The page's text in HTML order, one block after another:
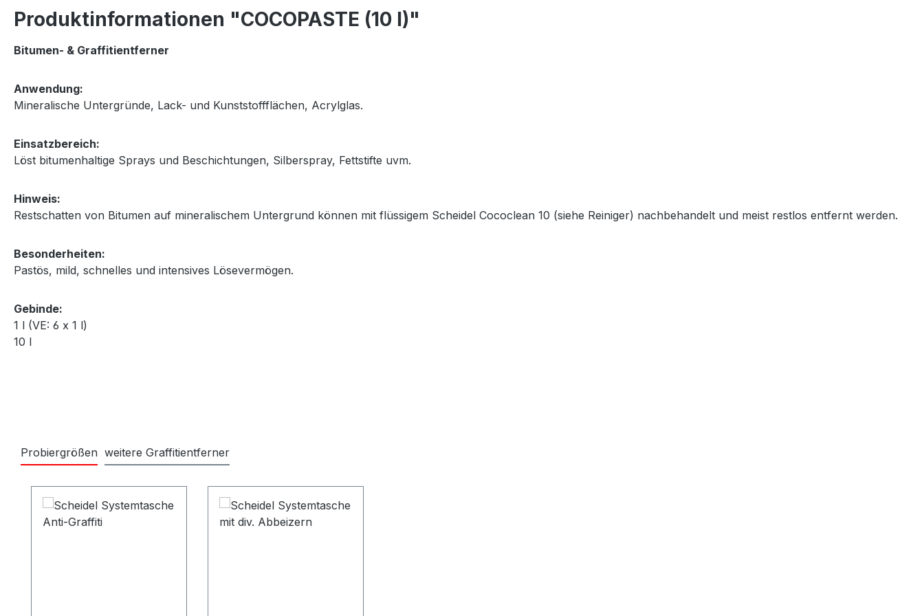
Produktinformationen "COCOPASTE (10 l)"
Bitumen- & Graffitientferner
Anwendung:
Mineralische Untergründe, Lack- und Kunststoffflächen, Acrylglas.
Einsatzbereich:
Löst bitumenhaltige Sprays und Beschichtungen, Silberspray, Fettstifte uvm.
Hinweis:
Restschatten von Bitumen auf mineralischem Untergrund können mit flüssigem Scheidel Cococlean 10 (siehe Reiniger) nachbehandelt und meist restlos entfernt werden.
Besonderheiten:
Pastös, mild, schnelles und intensives Lösevermögen.
Gebinde:
1 l (VE: 6 x 1 l)
10 l
Probiergrößen weitere Graffitientferner
Produktgalerie überspringen